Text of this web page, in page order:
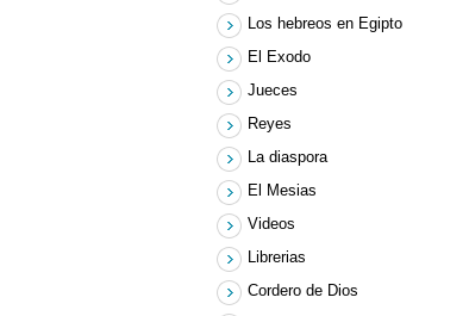
Los hebreos en Egipto
El Exodo
Jueces
Reyes
La diaspora
El Mesias
Videos
Librerias
Cordero de Dios